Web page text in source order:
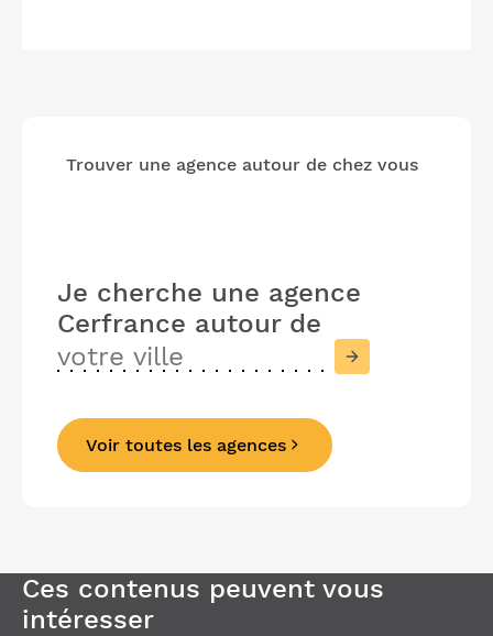
Trouver une agence autour de chez vous
Je cherche une agence
Cerfrance autour de
PrécédentSuivant
Voir toutes les agences
Ces contenus peuvent vous
intéresser